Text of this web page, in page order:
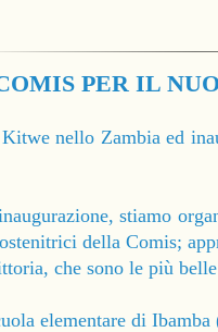
PER IL
nello Zambia ed
stiamo
della Comis;
che sono le più
elementare di